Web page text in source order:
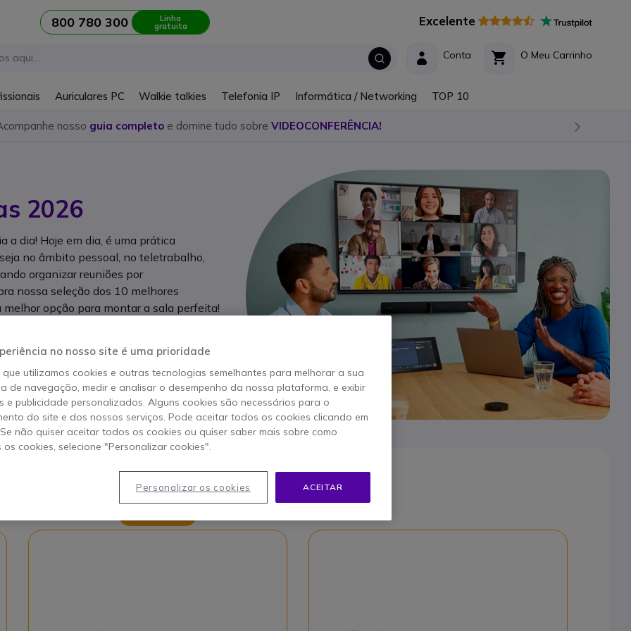
800 780 300 Linha
gratuita Excelente
O Meu Carrinho
Conta
Auriculares PC Walkie talkies Telefonia IP Informática / Networking TOP 10
nosso guia completo e domine tudo sobre VIDEOCONFERÊNCIA!
2026
a dia! Hoje em dia, é uma prática
no âmbito pessoal, no teletrabalho,
organizar reuniões por
nossa seleção dos 10 melhores
opção para montar a sala perfeita!
final da página, dê uma olhada!
no nosso site é uma prioridade
que utilizamos cookies e outras tecnologias semelhantes para melhorar a sua
de navegação, medir e analisar o desempenho da nossa plataforma, e exibir
e publicidade personalizados. Alguns cookies são necessários para o
do site e dos nossos serviços. Pode aceitar todos os cookies clicando em
Se não quiser aceitar todos os cookies ou quiser saber mais sobre como
os cookies, selecione "Personalizar cookies".
ACEITAR
Personalizar os cookies